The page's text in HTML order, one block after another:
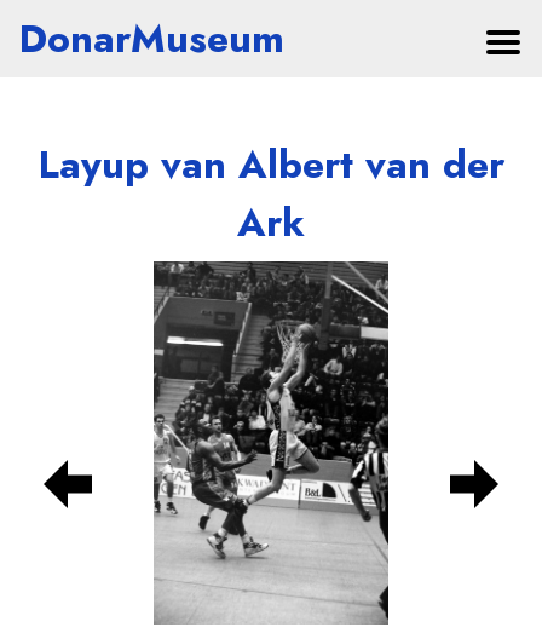
DonarMuseum
Layup van Albert van der
Ark